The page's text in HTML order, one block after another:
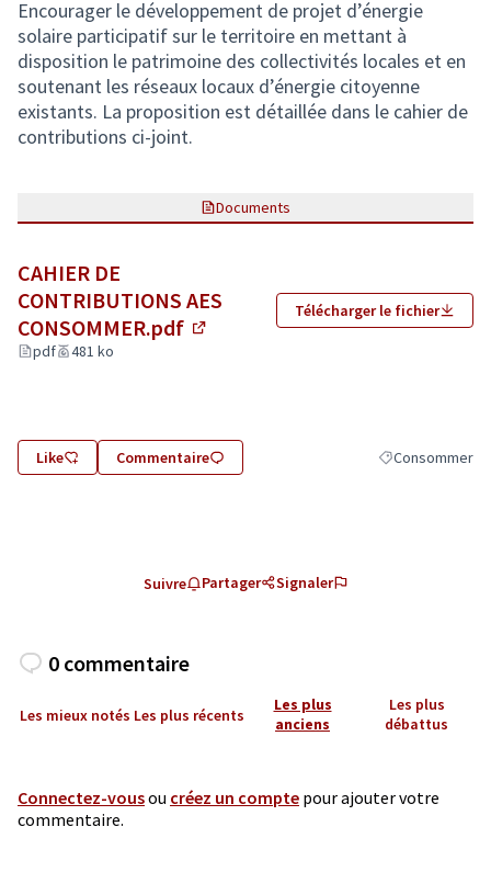
Encourager le développement de projet d’énergie
solaire participatif sur le territoire en mettant à
disposition le patrimoine des collectivités locales et en
soutenant les réseaux locaux d’énergie citoyenne
existants. La proposition est détaillée dans le cahier de
contributions ci-joint.
Documents
CAHIER DE
CONTRIBUTIONS AES
CONSOMMER.pdf
pdf 481 ko
Télécharger le fichier
Like Commentaire Filtrer les
Consommer
Suivre Partager Signaler
0 commentaire
Les mieux notés Les plus récents
Les plus
anciens
Les plus
débattus
Connectez-vousou créez un compte pour ajouter votre
commentaire.